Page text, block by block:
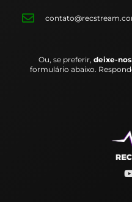
Ou, se preferir, deixe-
formulário abaixo.